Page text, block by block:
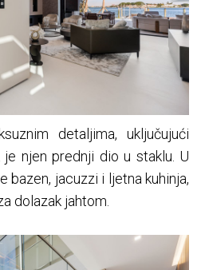
detaljima, uključujući
njen prednji dio u staklu. U
bazen, jacuzzi i ljetna kuhinja,
dolazak jahtom.